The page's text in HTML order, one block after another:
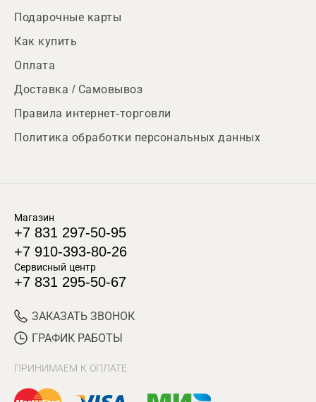
Подарочные карты
Как купить
Оплата
Доставка / Самовывоз
Правила интернет-торговли
Политика обработки персональных данных
Магазин
+7 831 297-50-95
+7 910-393-80-26
Сервисный центр
+7 831 295-50-67
ЗАКАЗАТЬ ЗВОНОК
ГРАФИК РАБОТЫ
ПРИНИМАЕМ К ОПЛАТЕ